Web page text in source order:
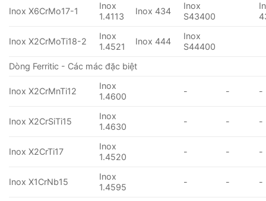
Inox X6CrMo17-1
Inox
1.4113
Inox 434
Inox
S43400
Inox X2CrMoTi18-2
Inox
1.4521
Inox 444
Inox
S44400
Dòng Ferritic - Các mác đặc biệt
Inox X2CrMnTi12
Inox
1.4600
- - -
Inox X2CrSiTi15
Inox
1.4630
- - -
Inox X2CrTi17
Inox
1.4520
- - -
Inox X1CrNb15
Inox
1.4595
- - -